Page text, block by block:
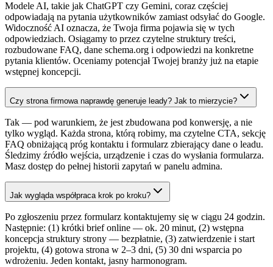
Modele AI, takie jak ChatGPT czy Gemini, coraz częściej
odpowiadają na pytania użytkowników zamiast odsyłać do Google.
Widoczność AI oznacza, że Twoja firma pojawia się w tych
odpowiedziach. Osiągamy to przez czytelne struktury treści,
rozbudowane FAQ, dane schema.org i odpowiedzi na konkretne
pytania klientów. Oceniamy potencjał Twojej branży już na etapie
wstępnej koncepcji.
Czy strona firmowa naprawdę generuje leady? Jak to mierzycie?
Tak — pod warunkiem, że jest zbudowana pod konwersję, a nie
tylko wygląd. Każda strona, którą robimy, ma czytelne CTA, sekcję
FAQ obniżającą próg kontaktu i formularz zbierający dane o leadu.
Śledzimy źródło wejścia, urządzenie i czas do wysłania formularza.
Masz dostęp do pełnej historii zapytań w panelu admina.
Jak wygląda współpraca krok po kroku?
Po zgłoszeniu przez formularz kontaktujemy się w ciągu 24 godzin.
Następnie: (1) krótki brief online — ok. 20 minut, (2) wstępna
koncepcja struktury strony — bezpłatnie, (3) zatwierdzenie i start
projektu, (4) gotowa strona w 2–3 dni, (5) 30 dni wsparcia po
wdrożeniu. Jeden kontakt, jasny harmonogram.